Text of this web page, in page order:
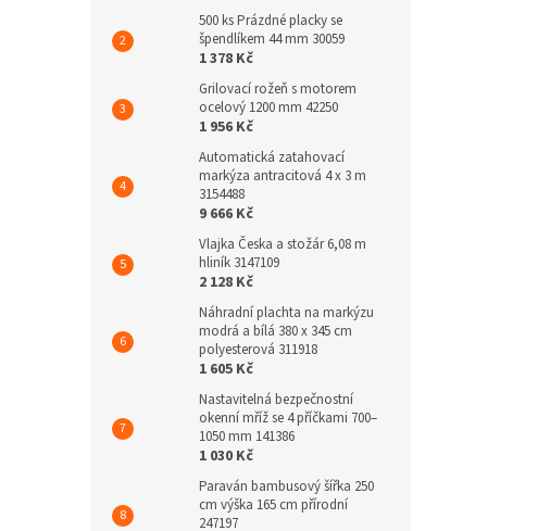
500 ks Prázdné placky se
špendlíkem 44 mm 30059
1 378 Kč
Grilovací rožeň s motorem
ocelový 1200 mm 42250
1 956 Kč
Automatická zatahovací
markýza antracitová 4 x 3 m
3154488
9 666 Kč
Vlajka Česka a stožár 6,08 m
hliník 3147109
2 128 Kč
Náhradní plachta na markýzu
modrá a bílá 380 x 345 cm
polyesterová 311918
1 605 Kč
Nastavitelná bezpečnostní
okenní mříž se 4 příčkami 700–
1050 mm 141386
1 030 Kč
Paraván bambusový šířka 250
cm výška 165 cm přírodní
247197